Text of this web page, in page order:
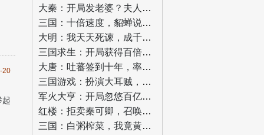
20
起
大秦：开局发老婆？夫人竟是惊鲵
三国：十倍速度，貂蝉说我太快了
大明：我天天死谏，成千古一相？
三国求生：开局获得百倍成长
大唐：吐蕃签到十年，率百万大军归来
三国游戏：扮演大耳贼，网友崩溃
军火大亨：开局忽悠百亿美元订单
红楼：拒卖秦可卿，召唤并州狼骑
三国：白粥榨菜，我竟黄袍加身了